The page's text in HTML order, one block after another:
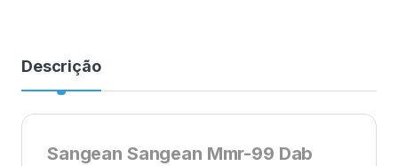
Descrição
Sangean Sangean Mmr-99 Dab